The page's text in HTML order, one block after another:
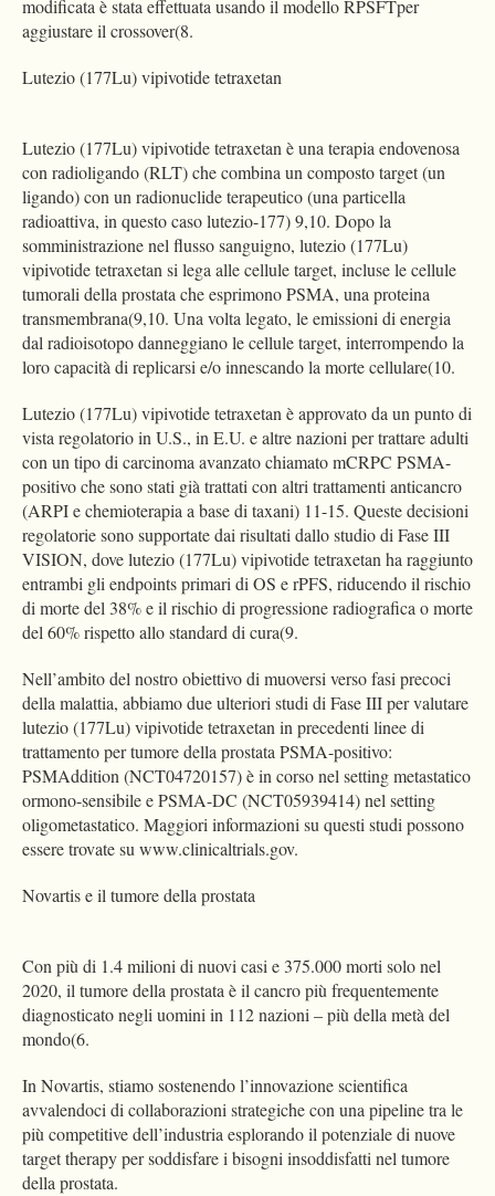
modificata è stata effettuata usando il modello RPSFTper
aggiustare il crossover(8.
Lutezio (177Lu) vipivotide tetraxetan
Lutezio (177Lu) vipivotide tetraxetan è una terapia endovenosa
con radioligando (RLT) che combina un composto target (un
ligando) con un radionuclide terapeutico (una particella
radioattiva, in questo caso lutezio-177) 9,10. Dopo la
somministrazione nel flusso sanguigno, lutezio (177Lu)
vipivotide tetraxetan si lega alle cellule target, incluse le cellule
tumorali della prostata che esprimono PSMA, una proteina
transmembrana(9,10. Una volta legato, le emissioni di energia
dal radioisotopo danneggiano le cellule target, interrompendo la
loro capacità di replicarsi e/o innescando la morte cellulare(10.
Lutezio (177Lu) vipivotide tetraxetan è approvato da un punto di
vista regolatorio in U.S., in E.U. e altre nazioni per trattare adulti
con un tipo di carcinoma avanzato chiamato mCRPC PSMA-
positivo che sono stati già trattati con altri trattamenti anticancro
(ARPI e chemioterapia a base di taxani) 11-15. Queste decisioni
regolatorie sono supportate dai risultati dallo studio di Fase III
VISION, dove lutezio (177Lu) vipivotide tetraxetan ha raggiunto
entrambi gli endpoints primari di OS e rPFS, riducendo il rischio
di morte del 38% e il rischio di progressione radiografica o morte
del 60% rispetto allo standard di cura(9.
Nell’ambito del nostro obiettivo di muoversi verso fasi precoci
della malattia, abbiamo due ulteriori studi di Fase III per valutare
lutezio (177Lu) vipivotide tetraxetan in precedenti linee di
trattamento per tumore della prostata PSMA-positivo:
PSMAddition (NCT04720157) è in corso nel setting metastatico
ormono-sensibile e PSMA-DC (NCT05939414) nel setting
oligometastatico. Maggiori informazioni su questi studi possono
essere trovate su www.clinicaltrials.gov.
Novartis e il tumore della prostata
Con più di 1.4 milioni di nuovi casi e 375.000 morti solo nel
2020, il tumore della prostata è il cancro più frequentemente
diagnosticato negli uomini in 112 nazioni – più della metà del
mondo(6.
In Novartis, stiamo sostenendo l’innovazione scientifica
avvalendoci di collaborazioni strategiche con una pipeline tra le
più competitive dell’industria esplorando il potenziale di nuove
target therapy per soddisfare i bisogni insoddisfatti nel tumore
della prostata.